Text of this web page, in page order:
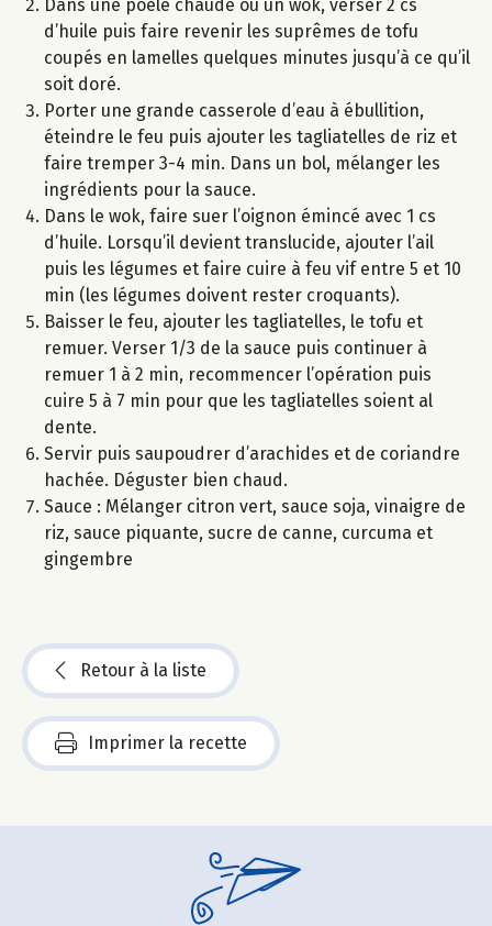
Dans une poêle chaude ou un wok, verser 2 cs
d’huile puis faire revenir les suprêmes de tofu
coupés en lamelles quelques minutes jusqu’à ce qu’il
soit doré.
Porter une grande casserole d’eau à ébullition,
éteindre le feu puis ajouter les tagliatelles de riz et
faire tremper 3-4 min. Dans un bol, mélanger les
ingrédients pour la sauce.
Dans le wok, faire suer l’oignon émincé avec 1 cs
d’huile. Lorsqu’il devient translucide, ajouter l’ail
puis les légumes et faire cuire à feu vif entre 5 et 10
min (les légumes doivent rester croquants).
Baisser le feu, ajouter les tagliatelles, le tofu et
remuer. Verser 1/3 de la sauce puis continuer à
remuer 1 à 2 min, recommencer l’opération puis
cuire 5 à 7 min pour que les tagliatelles soient al
dente.
Servir puis saupoudrer d’arachides et de coriandre
hachée. Déguster bien chaud.
Sauce : Mélanger citron vert, sauce soja, vinaigre de
riz, sauce piquante, sucre de canne, curcuma et
gingembre
Retour à la liste
Imprimer la recette